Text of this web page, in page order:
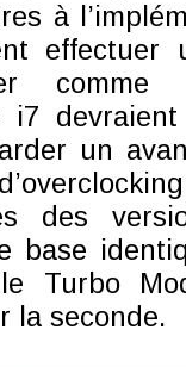
à
effectuer
i7
un
des
base
Turbo
la seconde.